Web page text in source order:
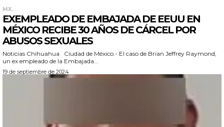
MX.
EXEMPLEADO DE EMBAJADA DE EEUU EN
MÉXICO RECIBE 30 AÑOS DE CÁRCEL POR
ABUSOS SEXUALES
Noticias Chihuahua Ciudad de México.- El caso de Brian Jeffrey Raymond,
un ex empleado de la Embajada...
19 de septiembre de 2024